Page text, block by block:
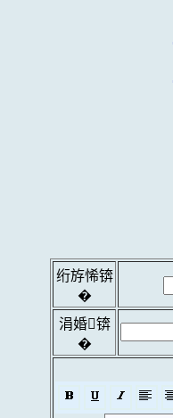
绗斿悕锛
�
涓婚锛
�